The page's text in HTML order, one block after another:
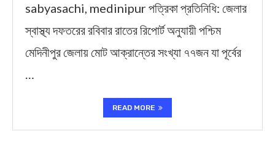
sabyasachi, medinipur পত্রিকা প্রতিনিধি: জেলার
স্বাস্থ্য দফতরের রবিবার রাতের রিপোর্ট অনুযায়ী পশ্চিম
মেদিনীপুর জেলায় মোট আক্রান্তের সংখ্যা ৭৭জন যা পূর্বের
…
READ MORE